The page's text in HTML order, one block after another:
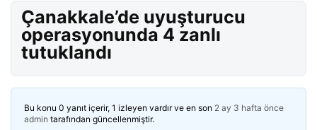
Çanakkale’de uyuşturucu
operasyonunda 4 zanlı
tutuklandı
Bu konu 0 yanıt içerir, 1 izleyen vardır ve en son 2 ay 3 hafta önce
admin tarafından güncellenmiştir.